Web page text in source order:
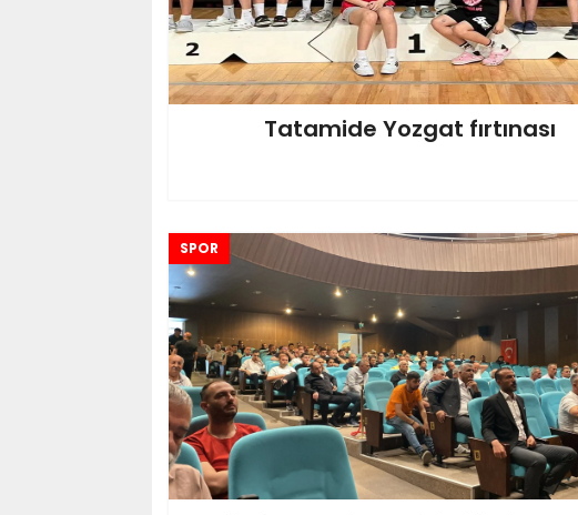
Tatamide Yozgat fırtınası
SPOR